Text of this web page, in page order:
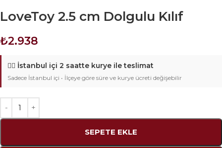
LoveToy 2.5 cm Dolgulu Kılıf
₺2.938
🚴‍♂️ İstanbul içi 2 saatte kurye ile teslimat
Sadece İstanbul içi • İlçeye göre süre ve kurye ücreti değişebilir
SEPETE EKLE